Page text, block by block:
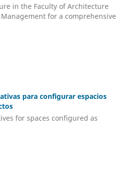
in the Faculty of Architecture
for a comprehensive
para configurar espacios
for spaces configured as